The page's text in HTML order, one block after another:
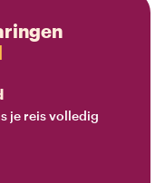
je reis volledig